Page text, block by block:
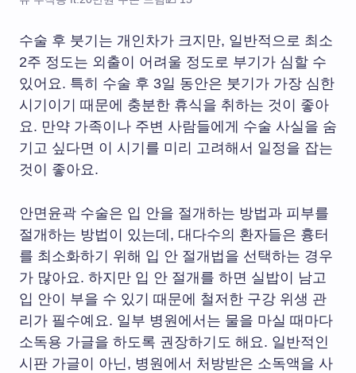
수술 후 붓기는 개인차가 크지만, 일반적으로 최소
2주 정도는 외출이 어려울 정도로 부기가 심할 수
있어요. 특히 수술 후 3일 동안은 붓기가 가장 심한
시기이기 때문에 충분한 휴식을 취하는 것이 좋아
요. 만약 가족이나 주변 사람들에게 수술 사실을 숨
기고 싶다면 이 시기를 미리 고려해서 일정을 잡는
것이 좋아요.
안면윤곽 수술은 입 안을 절개하는 방법과 피부를
절개하는 방법이 있는데, 대다수의 환자들은 흉터
를 최소화하기 위해 입 안 절개법을 선택하는 경우
가 많아요. 하지만 입 안 절개를 하면 실밥이 남고
입 안이 부을 수 있기 때문에 철저한 구강 위생 관
리가 필수예요. 일부 병원에서는 물을 마실 때마다
소독용 가글을 하도록 권장하기도 해요. 일반적인
시판 가글이 아닌, 병원에서 처방받은 소독액을 사